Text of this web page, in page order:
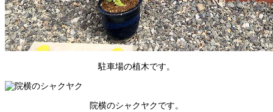
駐車場の植木です。
院横のシャクヤクです。